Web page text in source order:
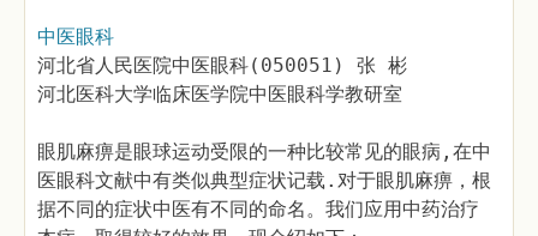
中医眼科
河北省人民医院中医眼科(050051) 张 彬
河北医科大学临床医学院中医眼科学教研室
眼肌麻痹是眼球运动受限的一种比较常见的眼病,在中
医眼科文献中有类似典型症状记载.对于眼肌麻痹，根
据不同的症状中医有不同的命名。我们应用中药治疗